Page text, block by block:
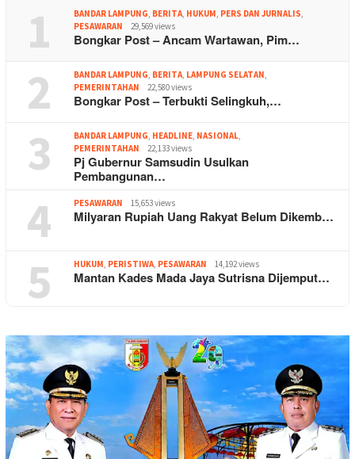
1 BANDAR LAMPUNG, BERITA, HUKUM, PERS DAN JURNALIS,
PESAWARAN
29,569 views
Bongkar Post – Ancam Wartawan, Pim…
2 BANDAR LAMPUNG, BERITA, LAMPUNG SELATAN,
PEMERINTAHAN
22,580 views
Bongkar Post – Terbukti Selingkuh,…
3 BANDAR LAMPUNG, HEADLINE, NASIONAL,
PEMERINTAHAN
22,133 views
Pj Gubernur Samsudin Usulkan
Pembangunan…
4 PESAWARAN 15,653 views
Milyaran Rupiah Uang Rakyat Belum Dikemb…
5 HUKUM, PERISTIWA, PESAWARAN 14,192 views
Mantan Kades Mada Jaya Sutrisna Dijemput…